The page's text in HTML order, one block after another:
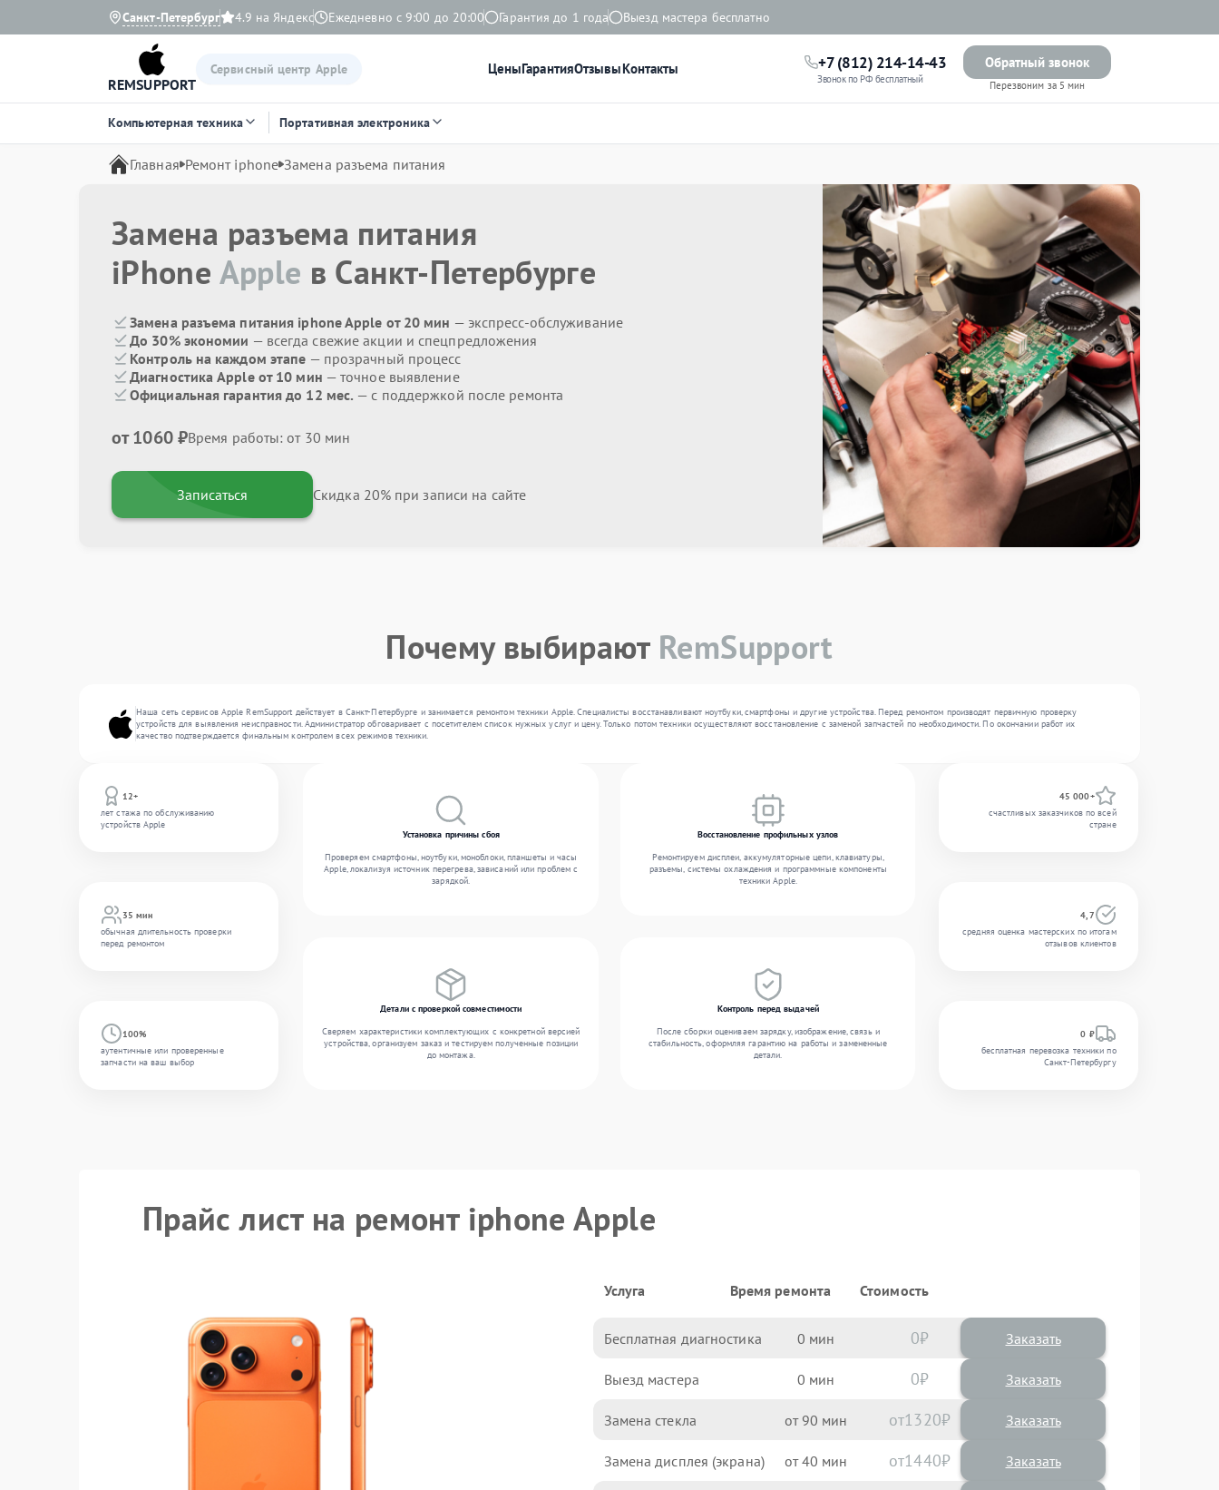
Санкт-Петербург 4.9 на Яндекс Ежедневно с 9:00 до 20:00 Гарантия до 1 года Выезд мастера бесплатно
REMSUPPORT
Сервисный центр Apple ЦеныГарантияОтзывыКонтакты +7 (812) 214-14-43
Звонок по РФ бесплатный
Обратный звонок
Перезвоним за 5 мин
Компьютерная техника Портативная электроника
Главная Ремонт iphone Замена разъема питания
Замена разъема питания
iPhone Apple в Санкт-Петербурге
Замена разъема питания iphone Apple от 20 мин — экспресс-обслуживание
До 30% экономии — всегда свежие акции и спецпредложения
Контроль на каждом этапе — прозрачный процесс
Диагностика Apple от 10 мин — точное выявление
Официальная гарантия до 12 мес. — с поддержкой после ремонта
от 1060 ₽Время работы: от 30 мин
Записаться Скидка 20% при записи на сайте
Почему выбирают RemSupport
Наша сеть сервисов Apple RemSupport действует в Санкт-Петербурге и занимается ремонтом техники Apple. Специалисты восстанавливают ноутбуки, смартфоны и другие устройства. Перед ремонтом производят первичную проверку
устройств для выявления неисправности. Администратор обговаривает с посетителем список нужных услуг и цену. Только потом техники осуществляют восстановление с заменой запчастей по необходимости. По окончании работ их
качество подтверждается финальным контролем всех режимов техники.
12+
лет стажа по обслуживанию
устройств Apple
35 мин
обычная длительность проверки
перед ремонтом
100%
аутентичные или проверенные
запчасти на ваш выбор
Установка причины сбоя
Проверяем смартфоны, ноутбуки, моноблоки, планшеты и часы
Apple, локализуя источник перегрева, зависаний или проблем с
зарядкой.
Восстановление профильных узлов
Ремонтируем дисплеи, аккумуляторные цепи, клавиатуры,
разъемы, системы охлаждения и программные компоненты
техники Apple.
Детали с проверкой совместимости
Сверяем характеристики комплектующих с конкретной версией
устройства, организуем заказ и тестируем полученные позиции
до монтажа.
Контроль перед выдачей
После сборки оцениваем зарядку, изображение, связь и
стабильность, оформляя гарантию на работы и замененные
детали.
45 000+
счастливых заказчиков по всей
стране
4,7
средняя оценка мастерских по итогам
отзывов клиентов
0 ₽
бесплатная перевозка техники по
Санкт-Петербургу
Прайс лист на ремонт iphone Apple
Услуга Время ремонта Стоимость
Бесплатная диагностика 0 0 Заказать
Выезд мастера 0 0 Заказать
Замена стекла 90 1320
Замена дисплея (экрана) 40 1440